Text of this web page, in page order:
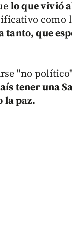
lo que vivió
como
tanto, que
"no
tener una
la paz.